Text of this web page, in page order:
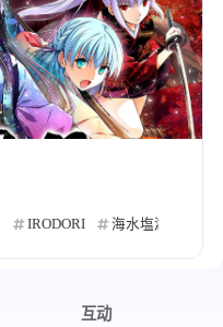
IRODORI 海水塩湖
互动